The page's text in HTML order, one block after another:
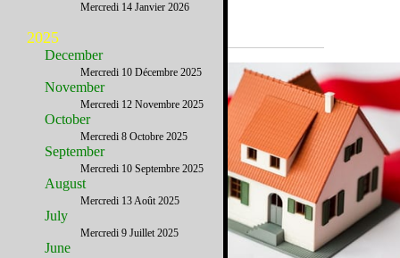
A la UneMercredi 14 Janvier 2026
2025
December
Mercredi 10 Décembre 2025
November
Mercredi 12 Novembre 2025
October
Mercredi 8 Octobre 2025
September
Mercredi 10 Septembre 2025
August
Mercredi 13 Août 2025
July
Mercredi 9 Juillet 2025
June